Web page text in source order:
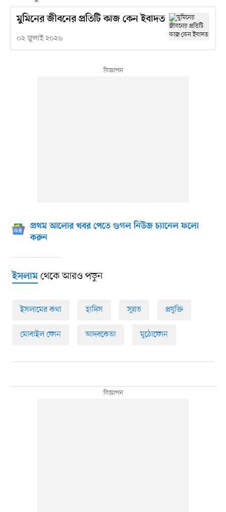
মুমিনের জীবনের প্রতিটি কাজ কেন ইবাদত
০২ জুলাই ২০২৬
প্রথম আলোর খবর পেতে গুগল নিউজ চ্যানেল ফলো
করুন
ইসলামথেকে আরও পড়ুন
ইসলামের কথা হাদিস সুন্নত প্রযুক্তি
মোবাইল ফোন আদবকেতা মুঠোফোন